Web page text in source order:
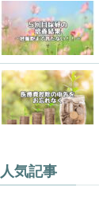
人気記事